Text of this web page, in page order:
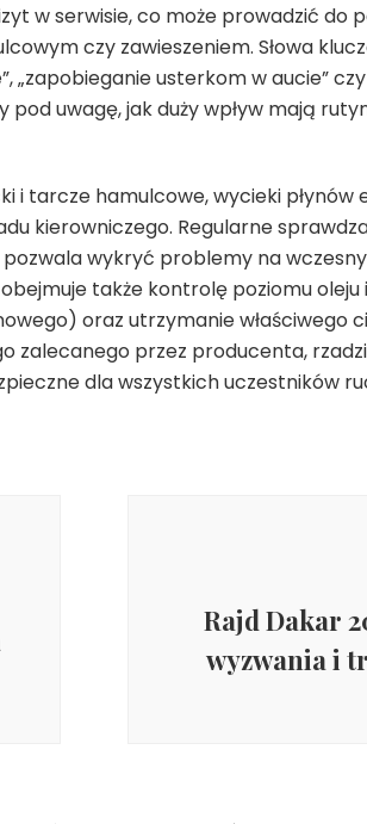
w serwisie, co może prowadzić do
czy zawieszeniem. Słowa
usterkom w aucie”
uwagę, jak duży wpływ mają
i tarcze hamulcowe, wycieki
kierowniczego. Regularne
wykryć problemy na
także kontrolę poziomu oleju i
oraz utrzymanie właściwego
przez producenta,
dla wszystkich uczestników
Rajd Dakar
wyzwania i